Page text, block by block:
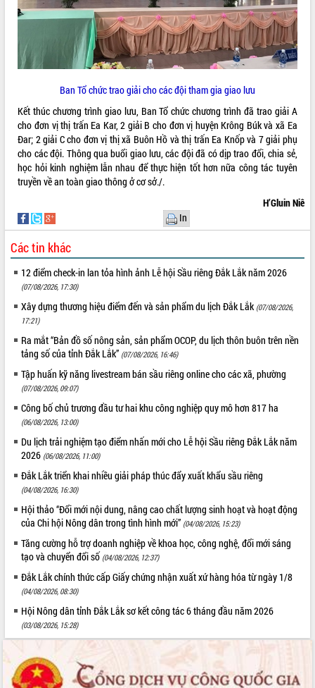
Ban Tổ chức trao giải cho các đội tham gia giao lưu
Kết thúc chương trình giao lưu, Ban Tổ chức chương trình đã trao giải A
cho đơn vị thị trấn Ea Kar, 2 giải B cho đơn vị huyện Krông Búk và xã Ea
Đar; 2 giải C cho đơn vị thị xã Buôn Hồ và thị trấn Ea Knốp và 7 giải phụ
cho các đội. Thông qua buổi giao lưu, các đội đã có dịp trao đổi, chia sẻ,
học hỏi kinh nghiệm lẫn nhau để thực hiện tốt hơn nữa công tác tuyên
truyền về an toàn giao thông ở cơ sở./.
H’Gluin Niê
In
Các tin khác
12 điểm check-in lan tỏa hình ảnh Lễ hội Sầu riêng Đắk Lắk năm 2026
(07/08/2026, 17:30)
Xây dựng thương hiệu điểm đến và sản phẩm du lịch Đắk Lắk (07/08/2026,
17:21)
Ra mắt “Bản đồ số nông sản, sản phẩm OCOP, du lịch thôn buôn trên nền
tảng số của tỉnh Đắk Lắk” (07/08/2026, 16:46)
Tập huấn kỹ năng livestream bán sầu riêng online cho các xã, phường
(07/08/2026, 09:07)
Công bố chủ trương đầu tư hai khu công nghiệp quy mô hơn 817 ha
(06/08/2026, 13:00)
Du lịch trải nghiệm tạo điểm nhấn mới cho Lễ hội Sầu riêng Đắk Lắk năm
2026 (06/08/2026, 11:00)
Đắk Lắk triển khai nhiều giải pháp thúc đẩy xuất khẩu sầu riêng
(04/08/2026, 16:30)
Hội thảo “Đổi mới nội dung, nâng cao chất lượng sinh hoạt và hoạt động
của Chi hội Nông dân trong tình hình mới” (04/08/2026, 15:23)
Tăng cường hỗ trợ doanh nghiệp về khoa học, công nghệ, đổi mới sáng
tạo và chuyển đổi số (04/08/2026, 12:37)
Đắk Lắk chính thức cấp Giấy chứng nhận xuất xứ hàng hóa từ ngày 1/8
(04/08/2026, 08:30)
Hội Nông dân tỉnh Đắk Lắk sơ kết công tác 6 tháng đầu năm 2026
(03/08/2026, 15:28)